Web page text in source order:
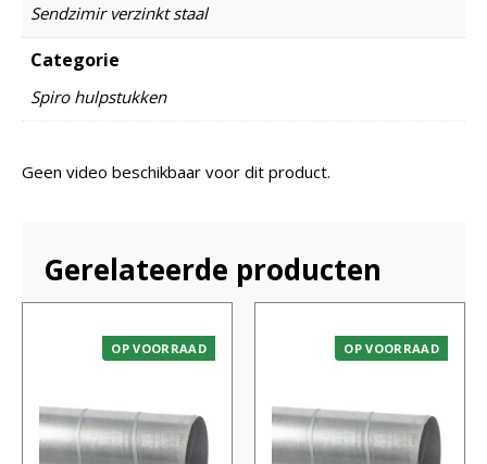
Sendzimir verzinkt staal
Categorie
Spiro hulpstukken
Geen video beschikbaar voor dit product.
Gerelateerde producten
OP VOORRAAD OP VOORRAAD